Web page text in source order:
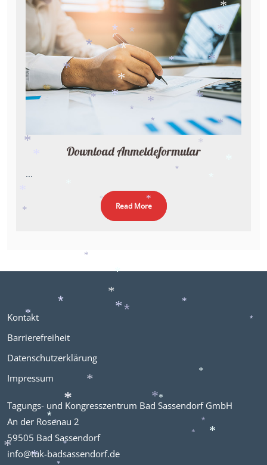
Download Anmeldeformular
...
Read More
Kontakt
Barrierefreiheit
Datenschutzerklärung
Impressum
Tagungs- und Kongresszentrum Bad Sassendorf GmbH
An der Rosenau 2
59505 Bad Sassendorf
info@tuk-badsassendorf.de
*
*
*
*
*
*
*
*
*
*
*
*
*
*
*
*
*
*
*
*
*
*
*
*